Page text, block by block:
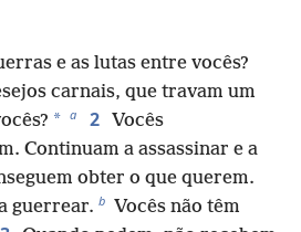
e as lutas entre vocês?
carnais, que travam um
* a 2 Vocês
Continuam a assassinar e a
obter o que querem.
guerrear. b Vocês não têm